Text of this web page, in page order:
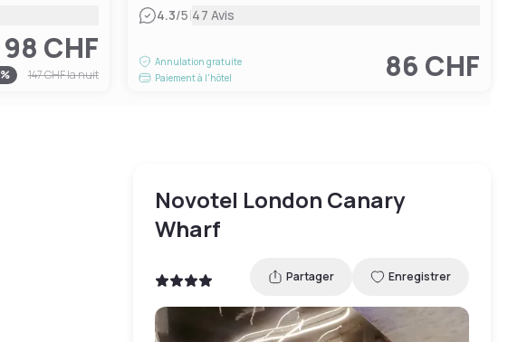
98 CHF
% 147 CHFla nuit
4.3/5|47 Avis
Annulation gratuite
Paiement à l'hôtel
86 CHF
Novotel London Canary
Wharf
Partager Enregistrer